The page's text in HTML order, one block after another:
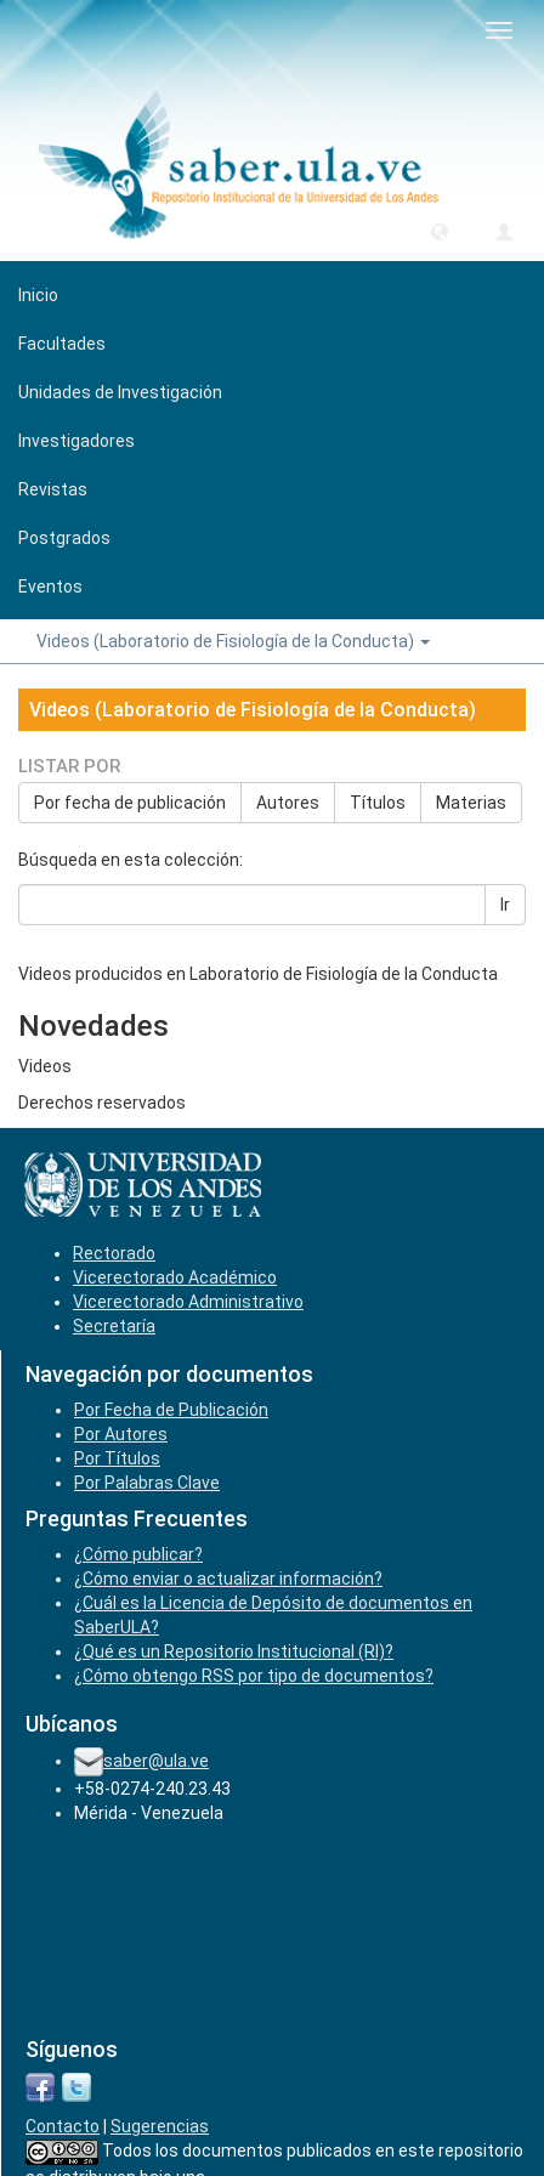
Inicio
Facultades
Unidades de Investigación
Investigadores
Revistas
Postgrados
Eventos
Videos (Laboratorio de Fisiología de la Conducta)
Videos (Laboratorio de Fisiología de la Conducta)
LISTAR POR
Por fecha de publicación Autores Títulos Materias
Búsqueda en esta colección:
Ir
Videos producidos en Laboratorio de Fisiología de la Conducta
Novedades
Videos
Derechos reservados
Rectorado
Vicerectorado Académico
Vicerectorado Administrativo
Secretaría
Navegación por documentos
Por Fecha de Publicación
Por Autores
Por Títulos
Por Palabras Clave
Preguntas Frecuentes
¿Cómo publicar?
¿Cómo enviar o actualizar información?
¿Cuál es la Licencia de Depósito de documentos en
SaberULA?
¿Qué es un Repositorio Institucional (RI)?
¿Cómo obtengo RSS por tipo de documentos?
Ubícanos
saber@ula.ve
+58-0274-240.23.43
Mérida - Venezuela
Síguenos
Contacto
Sugerencias
Todos los documentos publicados en este repositorio